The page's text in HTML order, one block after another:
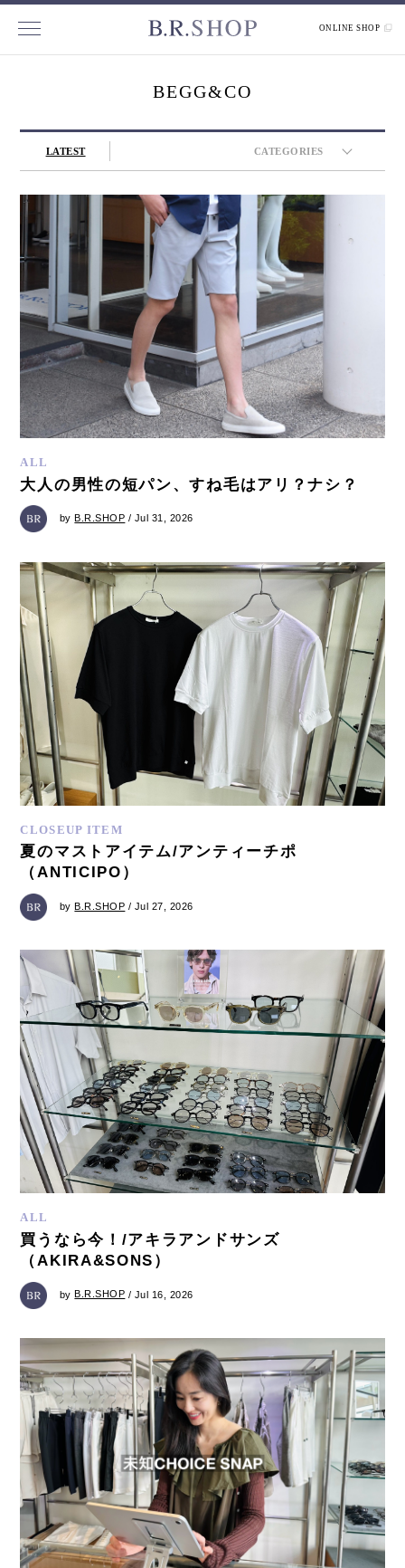
ONLINE SHOP
BEGG&CO
LATEST CATEGORIES
ALL
大人の男性の短パン、すね毛はアリ？ナシ？
by B.R.SHOP / Jul 31, 2026
CLOSEUP ITEM
夏のマストアイテム/アンティーチポ
（ANTICIPO）
byB.R.SHOP / Jul 27, 2026
ALL
買うなら今！/アキラアンドサンズ
（AKIRA&SONS）
by B.R.SHOP / Jul 16, 2026